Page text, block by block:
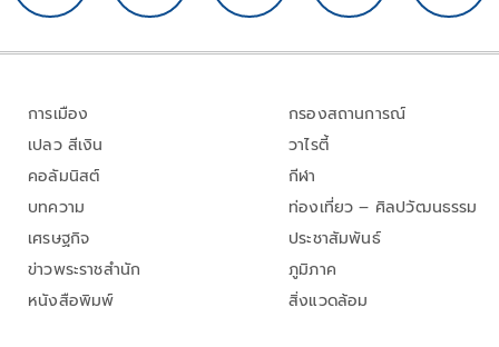
การเมือง
เปลว สีเงิน
คอลัมนิสต์
บทความ
เศรษฐกิจ
ข่าวพระราชสำนัก
หนังสือพิมพ์
กรองสถานการณ์
วาไรตี้
กีฬา
ท่องเที่ยว – ศิลปวัฒนธรรม
ประชาสัมพันธ์
ภูมิภาค
สิ่งแวดล้อม